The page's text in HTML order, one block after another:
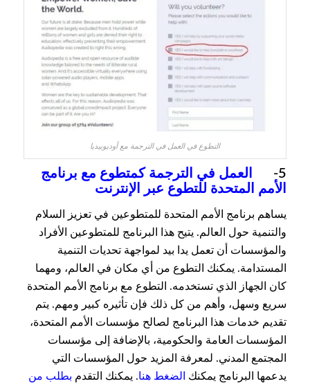
التطوع في العمل في الترجمة مع أوديوبيديا
5-
العمل في الترجمة كمتطوع مع برنامج
الأمم المتحدة للتطوع عبر الإنترنت
يساهم برنامج الأمم المتحدة للمتطوعين في تعزيز السلام
والتنمية حول العالم. يتيح هذا البرنامج للمتطوعين الأفراد
والمؤسسات أن تعمل يدا بيد لمواجهة تحديات التنمية
المستدامة. يمكنك التطوع من أي مكان في العالم، ومهما
كان الجهاز الذي تستخدمه. التطوع مع برنامج الأمم المتحدة
سريع وسهل، وأهم من كل ذلك فإن تأثيره كبير ومهم. يتم
تقديم خدمات هذا البرنامج لصالح مؤسسات الأمم المتحدة،
المؤسسات العامة والحكومية، بالإضافة إلى مؤسسات
المجتمع المدني. لمعرفة المزيد حول المؤسسات التي
يدعمها البرنامج يمكنك
الضغط هنا. يمكنك التقدم بطلب من